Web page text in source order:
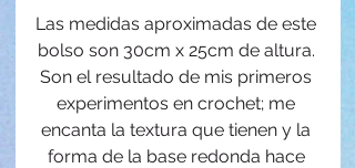
Las medidas aproximadas de este
bolso son 30cm x 25cm de altura.
Son el resultado de mis primeros
experimentos en crochet; me
encanta la textura que tienen y la
forma de la base redonda hace